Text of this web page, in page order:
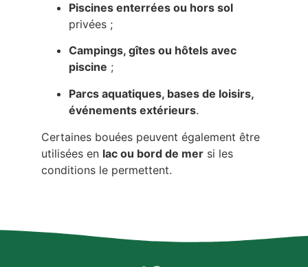
Piscines enterrées ou hors sol
privées ;
Campings, gîtes ou hôtels avec
piscine ;
Parcs aquatiques, bases de loisirs,
événements extérieurs.
Certaines bouées peuvent également être
utilisées en lac ou bord de mer si les
conditions le permettent.